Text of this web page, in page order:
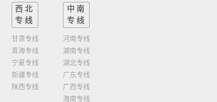
西北
专线
甘肃专线
青海专线
宁夏专线
新疆专线
陕西专线
中南
专线
河南专线
湖南专线
湖北专线
广东专线
广西专线
海南专线